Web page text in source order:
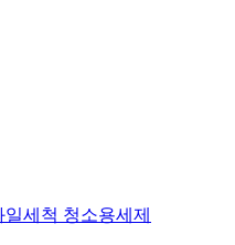
세척 청소용세제